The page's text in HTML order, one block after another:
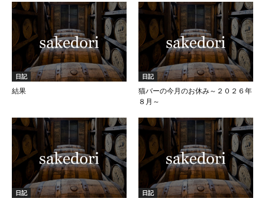
日記
結果
日記
猫バーの今月のお休み～２０２６年
８月～
日記
日記